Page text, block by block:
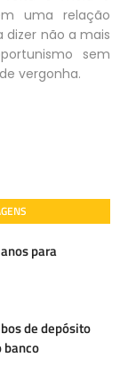
uma relação
dizer não a mais
sem
vergonha.
para
de depósito
banco